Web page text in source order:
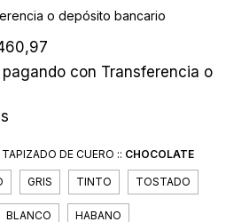
o depósito bancario
pagando con Transferencia o
DE CUERO :: CHOCOLATE
GRIS TINTO TOSTADO
BLANCO HABANO